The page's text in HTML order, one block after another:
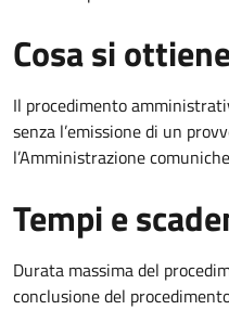
Cosa si
Il procedimento
senza l’emissione di un
l’Amministrazione
Tempi e
Durata massima del
conclusione del